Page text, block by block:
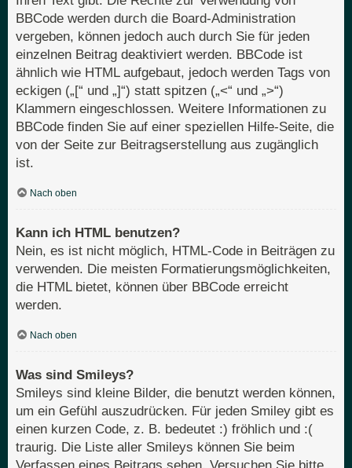
BBCode werden durch die Board-Administration
vergeben, können jedoch auch durch Sie für jeden
einzelnen Beitrag deaktiviert werden. BBCode ist
ähnlich wie HTML aufgebaut, jedoch werden Tags von
eckigen („[“ und „]“) statt spitzen („<“ und „>“)
Klammern eingeschlossen. Weitere Informationen zu
BBCode finden Sie auf einer speziellen Hilfe-Seite, die
von der Seite zur Beitragserstellung aus zugänglich
ist.
Nach oben
Kann ich HTML benutzen?
Nein, es ist nicht möglich, HTML-Code in Beiträgen zu
verwenden. Die meisten Formatierungsmöglichkeiten,
die HTML bietet, können über BBCode erreicht
werden.
Nach oben
Was sind Smileys?
Smileys sind kleine Bilder, die benutzt werden können,
um ein Gefühl auszudrücken. Für jeden Smiley gibt es
einen kurzen Code, z. B. bedeutet :) fröhlich und :(
traurig. Die Liste aller Smileys können Sie beim